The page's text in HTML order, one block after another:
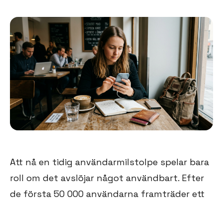
Att nå en tidig användarmilstolpe spelar bara
roll om det avslöjar något användbart. Efter
de första 50 000 användarna framträder ett